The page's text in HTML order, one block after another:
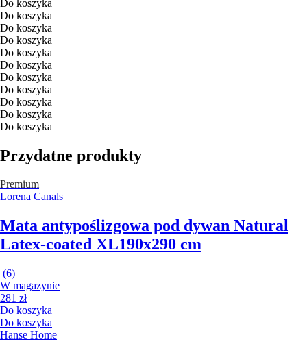
Do koszyka
Do koszyka
Do koszyka
Do koszyka
Do koszyka
Do koszyka
Do koszyka
Do koszyka
Do koszyka
Do koszyka
Do koszyka
Przydatne produkty
Premium
Lorena Canals
Mata antypoślizgowa pod dywan Natural
Latex-coated XL190x290 cm
(6)
W magazynie
281 zł
Do koszyka
Do koszyka
Hanse Home